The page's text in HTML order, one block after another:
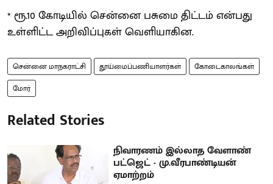
* ரூ.10 கோடியில் சென்னை பசுமை திட்டம் என்பது
உள்ளிட்ட அறிவிப்புகள் வெளியாகின.
சென்னை மாநகராட்சி தூய்மைப்பணியாளர்கள்
கோடைகாலங்கள்
மோர்
Related Stories
நிவாரணம் இல்லாத வேளாண்
பட்ஜெட் - மு.வீரபாண்டியன்
ஏமாற்றம்